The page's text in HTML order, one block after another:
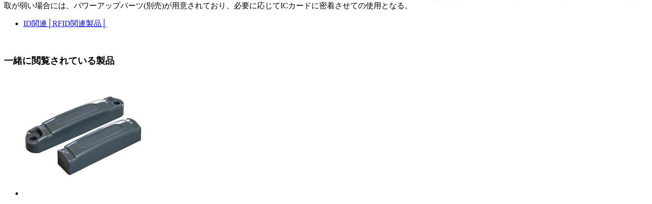
取が弱い場合には、パワーアップパーツ(別売)が用意されており、必要に応じてICカードに密着させての使用となる。
ID関連 RFID関連製品
一緒に閲覧されている製品